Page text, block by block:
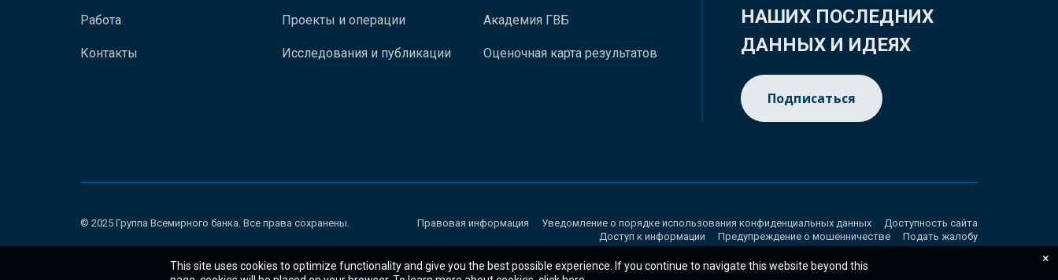
Работа
Контакты
Проекты и операции
Исследования и публикации
Академия ГВБ
Оценочная карта результатов
НАШИХ ПОСЛЕДНИХ
ДАННЫХ И ИДЕЯХ
Подписаться
© 2025 Группа Всемирного банка. Все права сохранены. Правовая информация Уведомление о порядке использования конфиденциальных данных
Доступность сайта
Доступ к информации
Предупреждение о мошенничестве Подать жалобу
This site uses cookies to optimize functionality and give you the best possible experience. If you continue to navigate this website beyond this
×